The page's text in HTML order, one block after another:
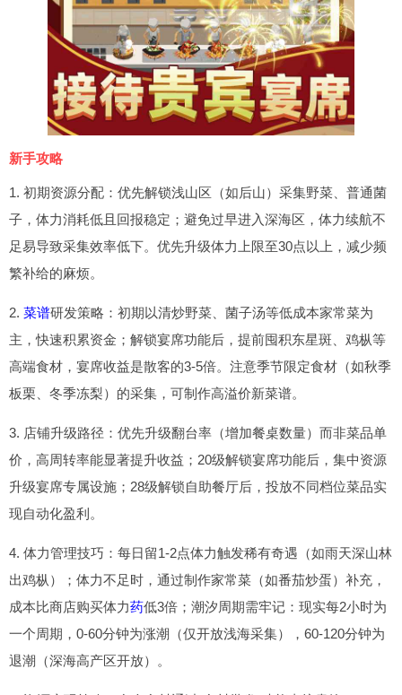
新手攻略
1. 初期资源分配：优先解锁浅山区（如后山）采集野菜、普通菌
子，体力消耗低且回报稳定；避免过早进入深海区，体力续航不
足易导致采集效率低下。优先升级体力上限至30点以上，减少频
繁补给的麻烦。
2. 菜谱研发策略：初期以清炒野菜、菌子汤等低成本家常菜为
主，快速积累资金；解锁宴席功能后，提前囤积东星斑、鸡枞等
高端食材，宴席收益是散客的3-5倍。注意季节限定食材（如秋季
板栗、冬季冻梨）的采集，可制作高溢价新菜谱。
3. 店铺升级路径：优先升级翻台率（增加餐桌数量）而非菜品单
价，高周转率能显著提升收益；20级解锁宴席功能后，集中资源
升级宴席专属设施；28级解锁自助餐厅后，投放不同档位菜品实
现自动化盈利。
4. 体力管理技巧：每日留1-2点体力触发稀有奇遇（如雨天深山林
出鸡枞）；体力不足时，通过制作家常菜（如番茄炒蛋）补充，
成本比商店购买体力药低3倍；潮汐周期需牢记：现实每2小时为
一个周期，0-60分钟为涨潮（仅开放浅海采集），60-120分钟为
退潮（深海高产区开放）。